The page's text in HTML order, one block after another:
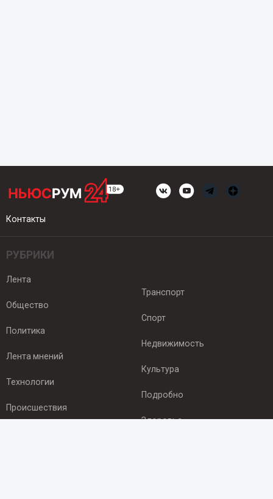
Контакты
РУБРИКИ
Лента
Общество
Политика
Лента мнений
Технологии
Происшествия
Транспорт
Спорт
Недвижимость
Культура
Подробно
Здоровье